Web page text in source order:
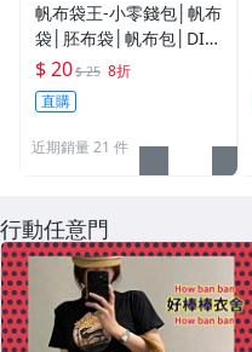
帆布袋王-小零錢包│帆布
袋│胚布袋│帆布包│DIY
蝶古巴特
$ 20$ 25 8折
直購
近期銷量 21 件
行動任意門